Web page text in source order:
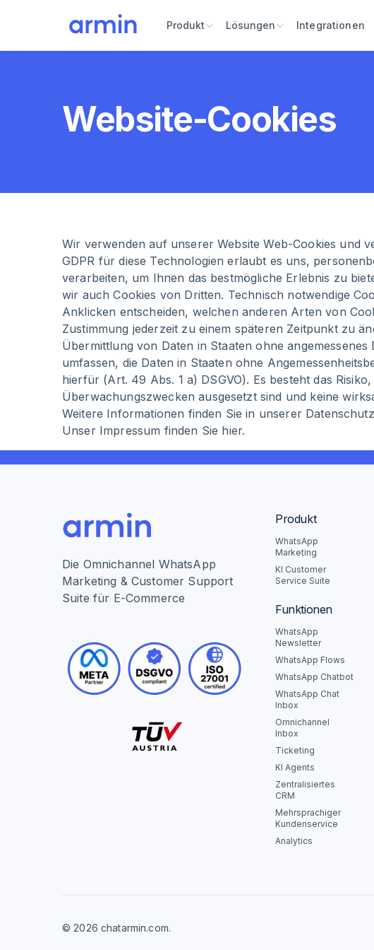
Produkt Lösungen Integrationen
Website-Cookies
Wir verwenden auf unserer Website Web-Cookies und
GDPR für diese Technologien erlaubt es uns,
verarbeiten, um Ihnen das bestmögliche Erlebnis zu
wir auch Cookies von Dritten. Technisch notwendige
Anklicken entscheiden, welchen anderen Arten von
Zustimmung jederzeit zu einem späteren Zeitpunkt zu
Übermittlung von Daten in Staaten ohne
umfassen, die Daten in Staaten ohne
hierfür (Art. 49 Abs. 1 a) DSGVO). Es besteht das
Überwachungszwecken ausgesetzt sind und keine
Weitere Informationen finden Sie in unserer
Unser Impressum finden Sie hier.
Die Omnichannel WhatsApp
Marketing & Customer Support
Suite für E-Commerce
Produkt
WhatsApp
Marketing
KI Customer
Service Suite
Funktionen
WhatsApp
Newsletter
WhatsApp Flows
WhatsApp Chatbot
WhatsApp Chat
Inbox
Omnichannel
Inbox
Ticketing
KI Agents
Zentralisiertes
CRM
Mehrsprachiger
Kundenservice
Analytics
© 2026 chatarmin.com.